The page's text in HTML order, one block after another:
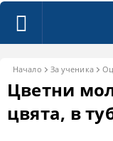
Начало За ученика
Цветни
цвята, в